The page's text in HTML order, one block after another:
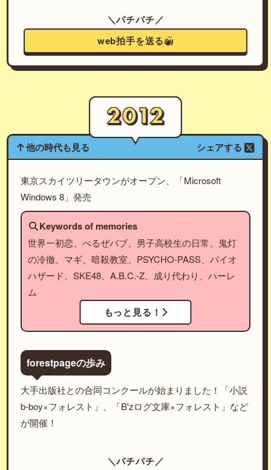
＼パチパチ／
web拍手を送る
他の時代も見る シェアする
東京スカイツリータウンがオープン、「Microsoft
Windows 8」発売
Keywords of memories
世界一初恋、べるぜバブ、男子高校生の日常、鬼灯
の冷徹、マギ、暗殺教室、PSYCHO-PASS、バイオ
ハザード、SKE48、A.B.C.-Z、成り代わり、ハーレ
ム
もっと見る！
forestpageの歩み
大手出版社との合同コンクールが始まりました！「小説
b-boy×フォレスト」、「B'zログ文庫×フォレスト」など
が開催！
＼パチパチ／